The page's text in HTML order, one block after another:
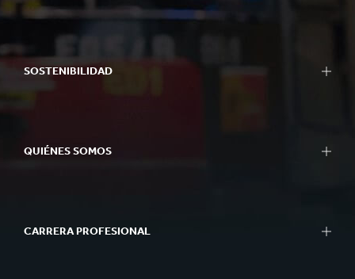
SOSTENIBILIDAD
QUIÉNES SOMOS
CARRERA PROFESIONAL